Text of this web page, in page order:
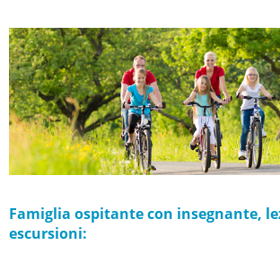
Famiglia ospitante con insegnante,
escursioni: